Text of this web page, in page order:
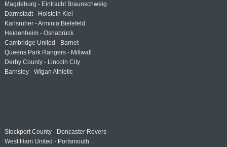
Magdeburg - Eintracht Braunschweig
Darmstadt - Holstein Kiel
Karlsruher - Arminia Bielefeld
Heidenheim - Osnabrück
Cambridge United - Barnet
Queens Park Rangers - Millwall
Derby County - Lincoln City
Barnsley - Wigan Athletic
Stockport County - Doncaster Rovers
West Ham United - Portsmouth